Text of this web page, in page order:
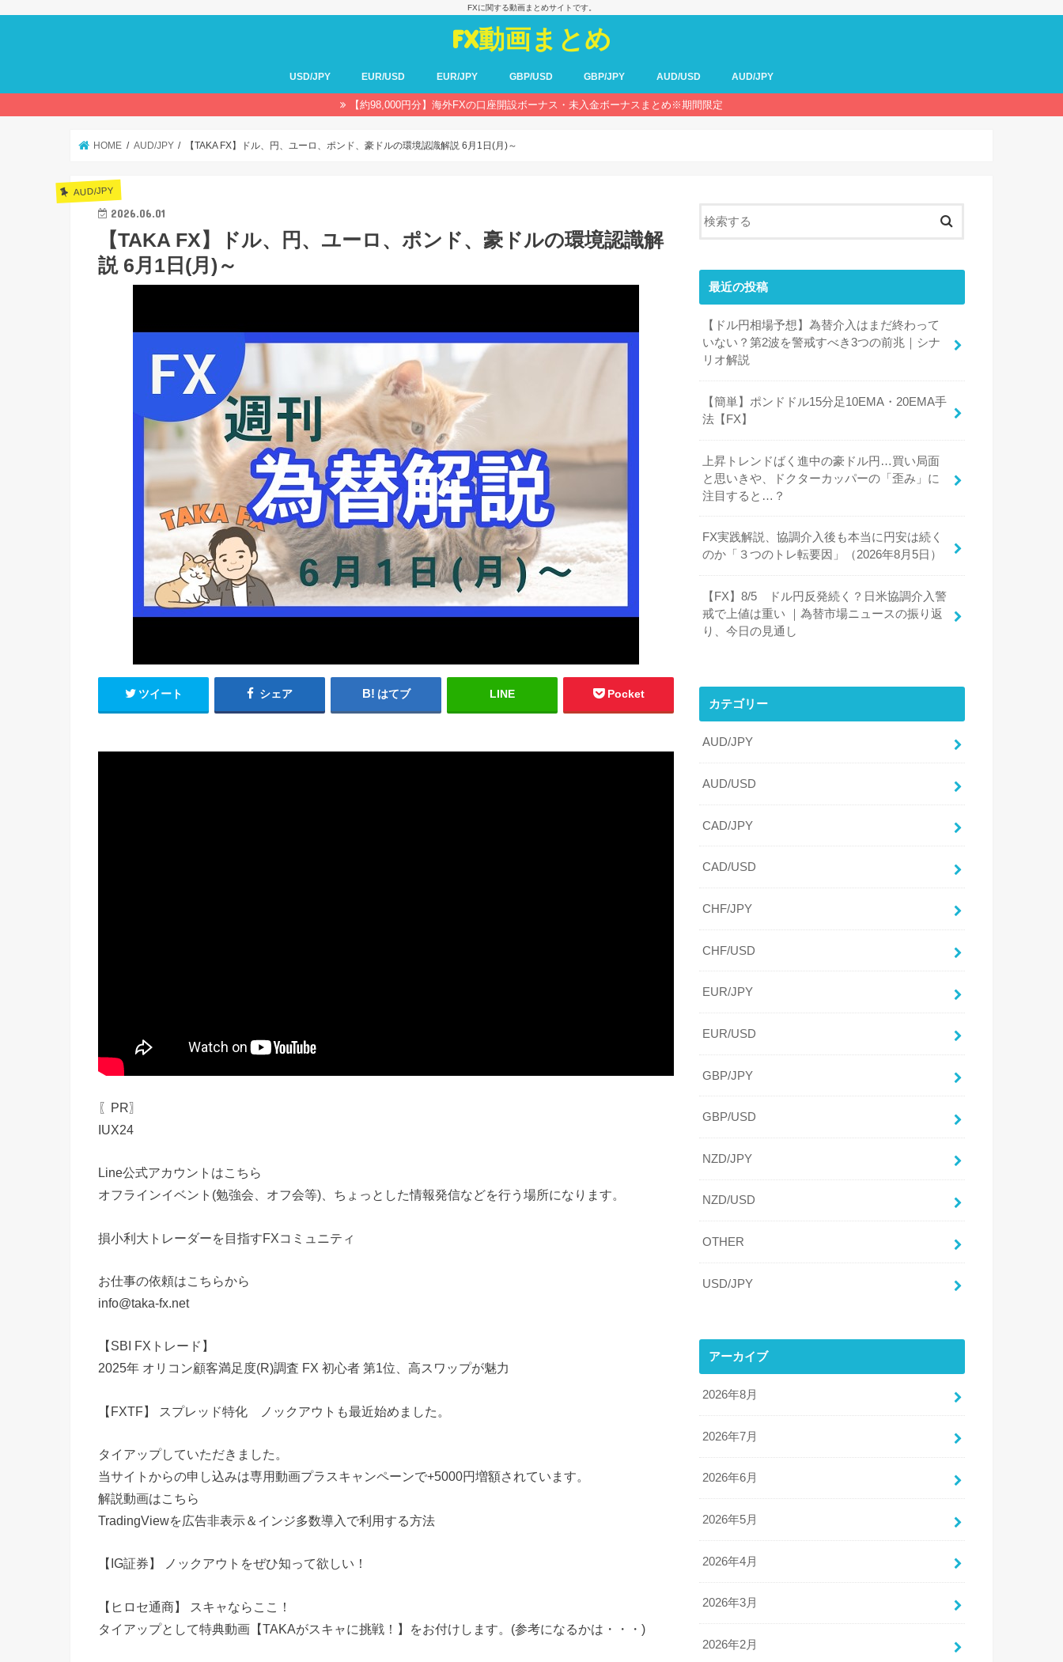
FXに関する動画まとめサイトです。
FX動画まとめ
USD/JPY EUR/USD EUR/JPY GBP/USD GBP/JPY AUD/USD AUD/JPY
【約98,000円分】海外FXの口座開設ボーナス・未入金ボーナスまとめ※期間限定
HOME AUD/JPY 【TAKA FX】ドル、円、ユーロ、ポンド、豪ドルの環境認識解説 6月1日(月)～
AUD/JPY
2026.06.01
【TAKA FX】ドル、円、ユーロ、ポンド、豪ドルの環境認識解
説 6月1日(月)～
ツイート シェア はてブ LINE Pocket
〖PR〗
IUX24
Line公式アカウントはこちら
オフラインイベント(勉強会、オフ会等)、ちょっとした情報発信などを行う場所になります。
損小利大トレーダーを目指すFXコミュニティ
お仕事の依頼はこちらから
info@taka-fx.net
【SBI FXトレード】
2025年 オリコン顧客満足度(R)調査 FX 初心者 第1位、高スワップが魅力
【FXTF】 スプレッド特化 ノックアウトも最近始めました。
タイアップしていただきました。
当サイトからの申し込みは専用動画プラスキャンペーンで+5000円増額されています。
解説動画はこちら
TradingViewを広告非表示＆インジ多数導入で利用する方法
【IG証券】 ノックアウトをぜひ知って欲しい！
【ヒロセ通商】 スキャならここ！
タイアップとして特典動画【TAKAがスキャに挑戦！】をお付けします。(参考になるかは・・・)
最近の投稿
【ドル円相場予想】為替介入はまだ終わって
いない？第2波を警戒すべき3つの前兆｜シナ
リオ解説
【簡単】ポンドドル15分足10EMA・20EMA手
法【FX】
上昇トレンドばく進中の豪ドル円…買い局面
と思いきや、ドクターカッパーの「歪み」に
注目すると…？
FX実践解説、協調介入後も本当に円安は続く
のか「３つのトレ転要因」（2026年8月5日）
【FX】8/5 ドル円反発続く？日米協調介入警
戒で上値は重い ｜為替市場ニュースの振り返
り、今日の見通し
カテゴリー
AUD/JPY
AUD/USD
CAD/JPY
CAD/USD
CHF/JPY
CHF/USD
EUR/JPY
EUR/USD
GBP/JPY
GBP/USD
NZD/JPY
NZD/USD
OTHER
USD/JPY
アーカイブ
2026年8月
2026年7月
2026年6月
2026年5月
2026年4月
2026年3月
2026年2月